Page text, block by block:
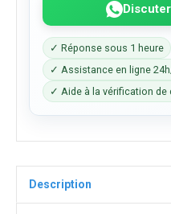
✓ Réponse sous 1 heure
✓ Assistance en ligne
✓ Aide à la vérification
Description